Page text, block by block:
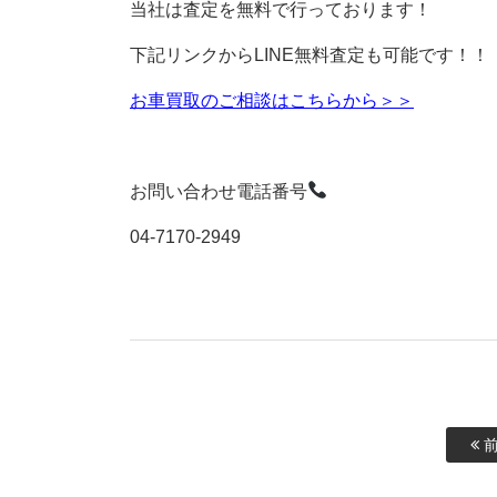
当社は査定を無料で行っております！
下記リンクからLINE無料査定も可能です！！
お車買取のご相談はこちらから＞＞
お問い合わせ電話番号
04-7170-2949